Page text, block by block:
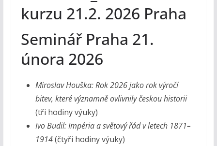
kurzu 21.2. 2026 Praha
Seminář Praha 21.
února 2026
Miroslav Houška:Rok 2026 jako rok výročí
bitev, které významně ovlivnily českou historii
(tři hodiny výuky)
Ivo Budil: Impéria a světový řád v letech 1871–
1914(čtyři hodiny výuky)